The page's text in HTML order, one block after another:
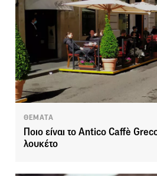
ΘΕΜΑΤΑ
Ποιο είναι το Antico Caffè
λουκέτο